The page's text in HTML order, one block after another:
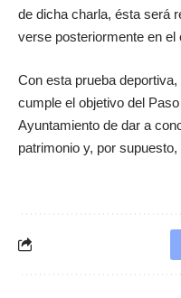
de dicha charla, ésta será
verse posteriormente en el
Con esta prueba
cumple el objetivo del
Ayuntamiento de dar a
patrimonio y, por